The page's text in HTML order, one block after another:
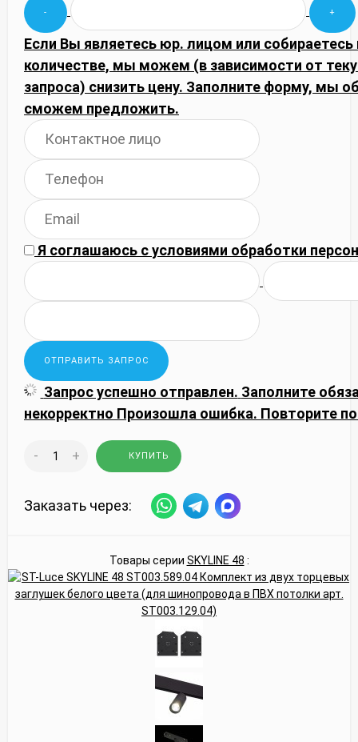
Если Вы являетесь юр. лицом или
количестве, мы можем (в зависимости от
запроса) снизить цену. Заполните форму, мы
сможем предложить.
Я соглашаюсь сусловиями обработки
Запрос успешно отправлен. Заполните
некорректно Произошла ошибка. Повторите
- + КУПИТЬ
Заказать через:
Товары серии SKYLINE 48 :